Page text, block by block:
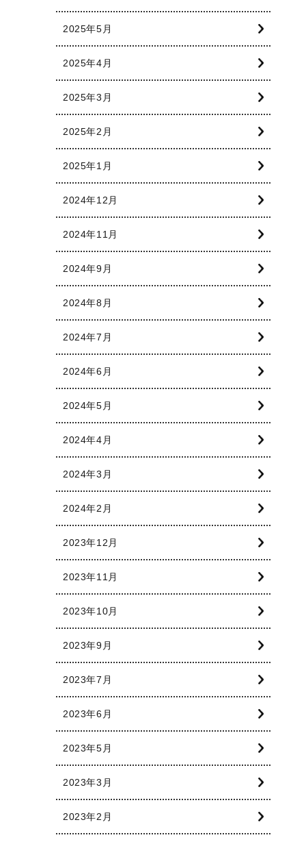
2025年5月
2025年4月
2025年3月
2025年2月
2025年1月
2024年12月
2024年11月
2024年9月
2024年8月
2024年7月
2024年6月
2024年5月
2024年4月
2024年3月
2024年2月
2023年12月
2023年11月
2023年10月
2023年9月
2023年7月
2023年6月
2023年5月
2023年3月
2023年2月